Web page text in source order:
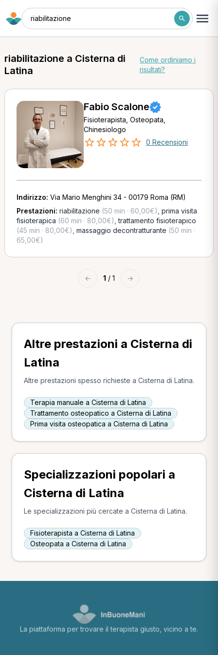
riabilitazione
riabilitazione a Cisterna di
Latina
Come ordiniamo i
risultati?
Fabio Scalone
Fisioterapista, Osteopata,
Chinesiologo
0 Recensioni
Indirizzo: Via Mario Menghini 34 - 00179 Roma (RM)
Prestazioni: riabilitazione (50 min · 60,00€) prima visita
fisioterapica (60 min · 80,00€) ,trattamento fisioterapico
(45 min · 80,00€) massaggio decontratturante (50 min ·
65,00€)
← 1 / 1 →
Altre prestazioni a Cisterna di
Latina
Altre prestazioni spesso richieste a Cisterna di Latina.
Terapia manuale a Cisterna di Latina
Trattamento osteopatico a Cisterna di Latina
Prima visita osteopatica a Cisterna di Latina
Specializzazioni popolari a
Cisterna di Latina
Le specializzazioni più cercate a Cisterna di Latina.
Fisioterapista a Cisterna di Latina
Osteopata a Cisterna di Latina
La piattaforma per trovare il terapista giusto, vicino a te.